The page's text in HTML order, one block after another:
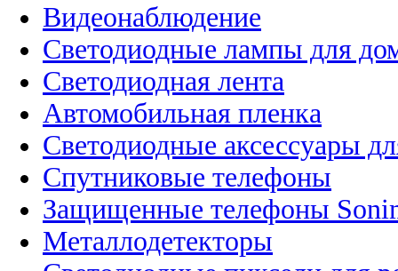
Видеонаблюдение
Светодиодные лампы для
Светодиодная лента
Автомобильная пленка
Светодиодные аксессуары
Спутниковые телефоны
Защищенные телефоны
Металлодетекторы